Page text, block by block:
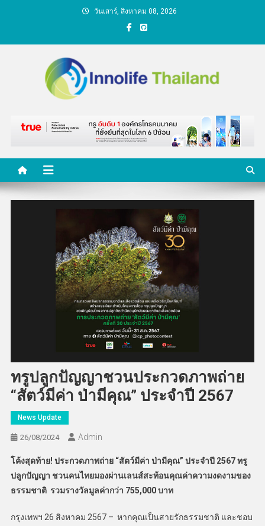
วันเสาร์, สิงหาคม 08, 2026
คนกับความคิด ชีวิตกับ
นวัตกรรม
ทรูปลูกปัญญาชวนประกวดภาพถ่าย
“สัตว์มีค่า ป่ามีคุณ” ประจำปี 2567
News Update
26/08/2024 Admin
โค้งสุดท้าย! ประกวดภาพถ่าย“สัตว์มีค่า ป่ามีคุณ” ประจำปี 2567ทรู
ปลูกปัญญา ชวนคนไทยมองผ่านเลนส์สะท้อนคุณค่าความงดงามของ
ธรรมชาติ รวมรางวัลมูลค่ากว่า 755,000 บาท
กรุงเทพฯ 26 สิงหาคม 2567 – หากคุณเป็นสายรักธรรมชาติ และชอบ